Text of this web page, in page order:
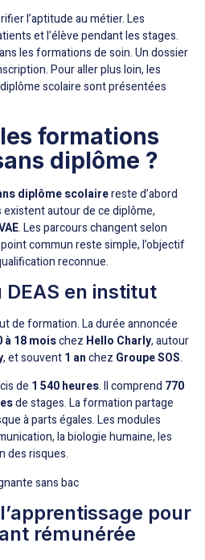
l’aptitude au métier. Les
et l’élève pendant les stages.
les formations de soin. Un dossier
Pour aller plus loin, les
scolaire sont présentées
formations
diplôme ?
diplôme scolairereste d’abord
existent autour de ce diplôme,
. Les parcours changent selon
commun reste simple, l’objectif
reconnue.
en institut
de formation. La durée annoncée
à 18 moischez Hello Charly, autour
, et souvent1 anchez Groupe SOS.
de 1 540 heures. Il comprend 770
de stages. La formation partage
à parts égales. Les modules
la biologie humaine, les
des risques.
pour
rémunérée